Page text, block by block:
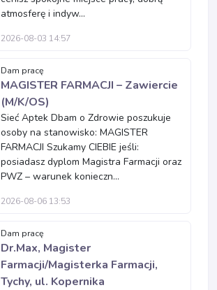
atmosferę i indyw...
2026-08-03 14:57
Dam pracę
MAGISTER FARMACJI – Zawiercie
(M/K/OS)
Sieć Aptek Dbam o Zdrowie poszukuje
osoby na stanowisko: MAGISTER
FARMACJI Szukamy CIEBIE jeśli:
posiadasz dyplom Magistra Farmacji oraz
PWZ – warunek konieczn...
2026-08-06 13:53
Dam pracę
Dr.Max, Magister
Farmacji/Magisterka Farmacji,
Tychy, ul. Kopernika